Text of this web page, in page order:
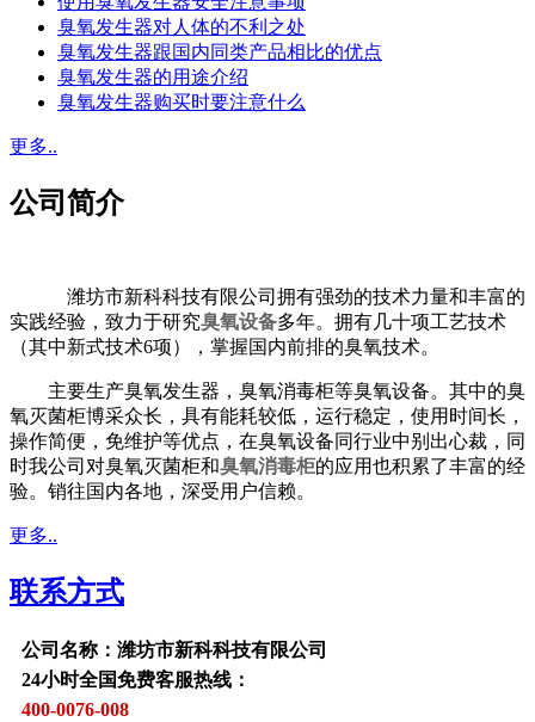
臭氧发生器对人体的不利之处
臭氧发生器跟国内同类产品相比的优点
臭氧发生器的用途介绍
臭氧发生器购买时要注意什么
更多..
公司简介
潍坊市新科科技有限公司拥有强劲的技术力量和丰富的
实践经验，致力于研究臭氧设备多年。拥有几十项工艺技术
（其中新式技术6项），掌握国内前排的臭氧技术。
主要生产臭氧发生器，臭氧消毒柜等臭氧设备。其中的臭
氧灭菌柜博采众长，具有能耗较低，运行稳定，使用时间长，
操作简便，免维护等优点，在臭氧设备同行业中别出心裁，同
时我公司对臭氧灭菌柜和臭氧消毒柜的应用也积累了丰富的经
验。销往国内各地，深受用户信赖。
更多..
联系方式
公司名称：潍坊市新科科技有限公司
24小时全国免费客服热线：
400-0076-008